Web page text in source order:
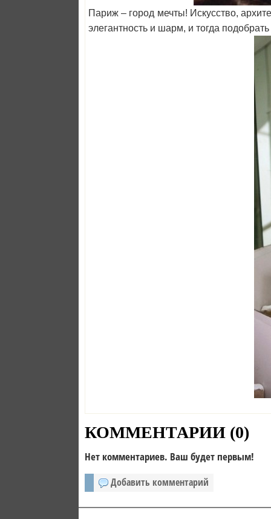
Париж – город мечты! Искусство,
элегантность и шарм, и тогда
КОММЕНТАРИИ (0)
Нет комментариев. Ваш будет первым!
Добавить комментарий